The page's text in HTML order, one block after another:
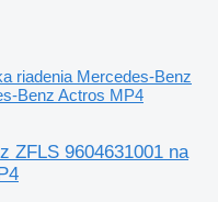
riadenia Mercedes-Benz
Benz Actros MP4
ZFLS 9604631001 na